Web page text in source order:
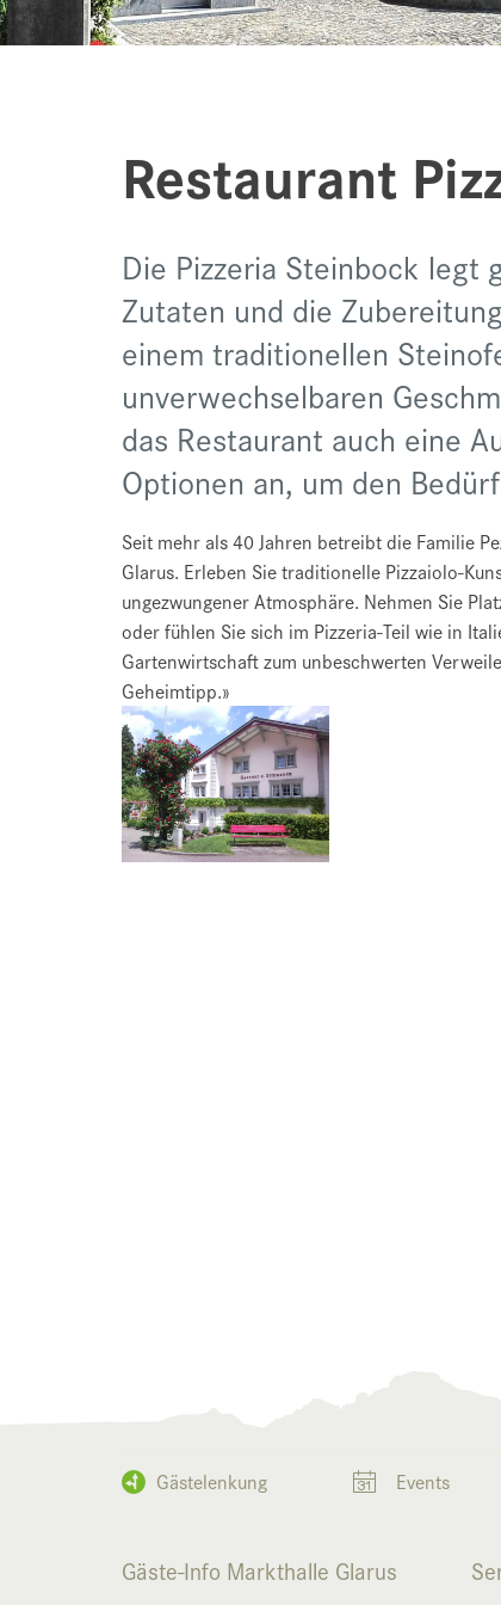
Restaurant
Die Pizzeria Steinbock legt
Zutaten und die
einem traditionellen
unverwechselbaren
das Restaurant auch eine
Optionen an, um den
Seit mehr als 40 Jahren betreibt die Familie
Glarus. Erleben Sie traditionelle Pizzaiolo-
ungezwungener Atmosphäre. Nehmen Sie
oder fühlen Sie sich im Pizzeria-Teil wie in
Gartenwirtschaft zum unbeschwerten
Geheimtipp.»
Gästelenkung Events
Gäste-Info Markthalle Glarus